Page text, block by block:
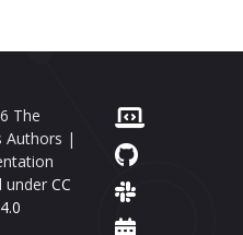
The
Authors |
under CC